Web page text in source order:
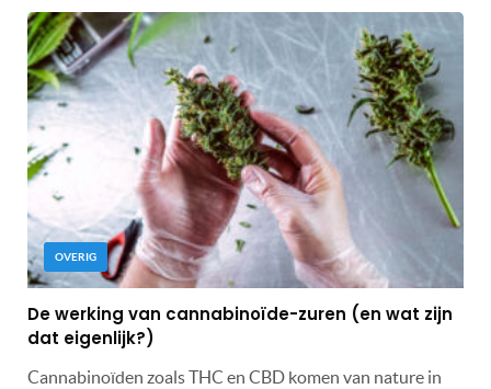
OVERIG
De werking van cannabinoïde-zuren (en wat zijn
dat eigenlijk?)
Cannabinoïden zoals THC en CBD komen van nature in